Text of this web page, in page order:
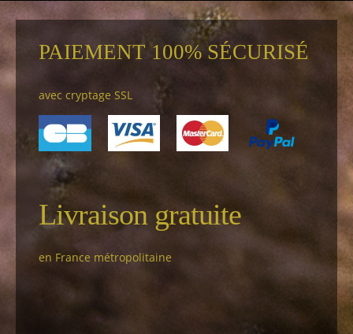
PAIEMENT 100% SÉCURISÉ
avec cryptage SSL
Livraison gratuite
en France métropolitaine